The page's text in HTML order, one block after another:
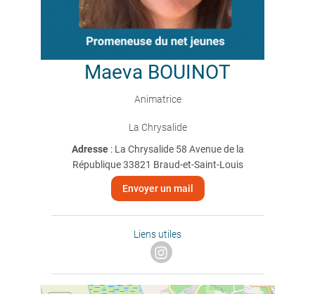
Maeva BOUINOT
Animatrice
La Chrysalide
Adresse : La Chrysalide 58 Avenue de la
République 33821 Braud-et-Saint-Louis
Envoyer un mail
Liens utiles